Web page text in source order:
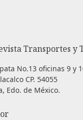
Transportes y
No.13 oficinas 9 y
CP. 54055
Edo. de México.